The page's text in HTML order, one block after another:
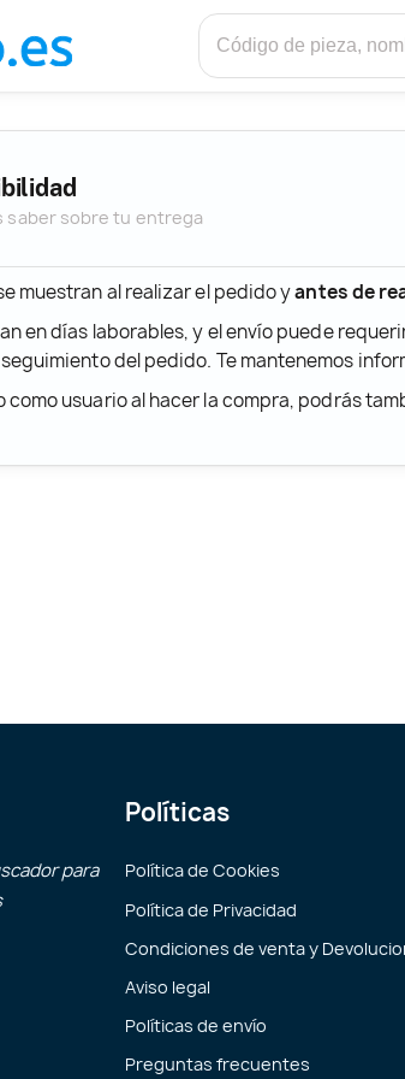
saber sobre tu entrega
muestran al realizar el pedido yantes de
en días laborables, y el envío puede
del pedido. Te mantenemos
usuario al hacer la compra, podrás
para
Políticas
Política de Cookies
Política de Privacidad
Condiciones de venta y
Aviso legal
Políticas de envío
Preguntas frecuentes